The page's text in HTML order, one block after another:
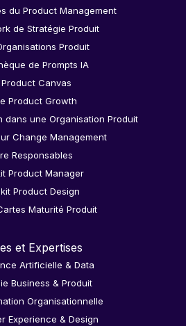
du Product Management
de Stratégie Produit
Produit
de Prompts IA
Product Canvas
Product Growth
dans une Organisation Produit
Change Management
Responsables
Product Manager
Product Design
Maturité Produit
et Expertises
Artificielle & Data
Business & Produit
Organisationnelle
Experience & Design